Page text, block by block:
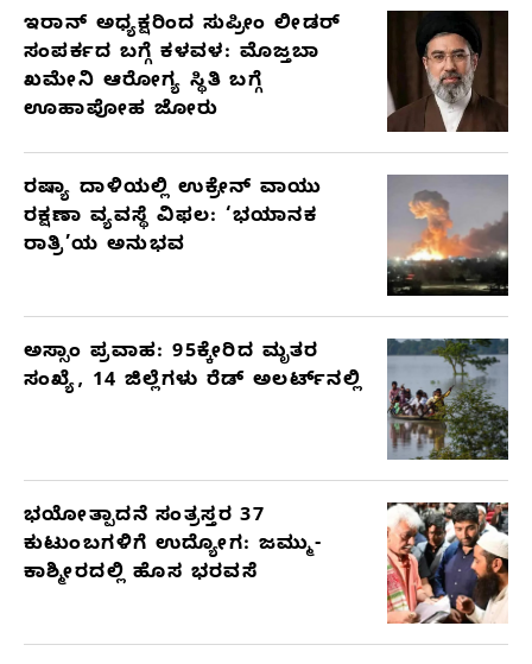
ಇರಾನ್ ಅಧ್ಯಕ್ಷರಿಂದ ಸುಪ್ರೀಂ ಲೀಡರ್
ಸಂಪರ್ಕದ ಬಗ್ಗೆ ಕಳವಳ: ಮೊಜ್ತಬಾ
ಖಮೇನಿ ಆರೋಗ್ಯ ಸ್ಥಿತಿ ಬಗ್ಗೆ
ಊಹಾಪೋಹ ಜೋರು
ರಷ್ಯಾ ದಾಳಿಯಲ್ಲಿ ಉಕ್ರೇನ್ ವಾಯು
ರಕ್ಷಣಾ ವ್ಯವಸ್ಥೆ ವಿಫಲ: ‘ಭಯಾನಕ
ರಾತ್ರಿ’ಯ ಅನುಭವ
ಅಸ್ಸಾಂ ಪ್ರವಾಹ: 95ಕ್ಕೇರಿದ ಮೃತರ
ಸಂಖ್ಯೆ, 14 ಜಿಲ್ಲೆಗಳು ರೆಡ್ ಅಲರ್ಟ್‌ನಲ್ಲಿ
ಭಯೋತ್ಪಾದನೆ ಸಂತ್ರಸ್ತರ 37
ಕುಟುಂಬಗಳಿಗೆ ಉದ್ಯೋಗ: ಜಮ್ಮು-
ಕಾಶ್ಮೀರದಲ್ಲಿ ಹೊಸ ಭರವಸೆ